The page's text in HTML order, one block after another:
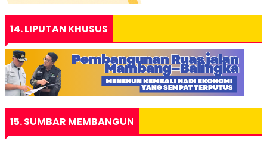
14. LIPUTAN KHUSUS
15. SUMBAR MEMBANGUN